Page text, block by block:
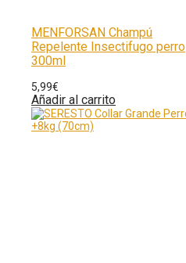
MENFORSAN Champú
Repelente Insectifugo perro
300ml
5,99€
Añadir al carrito